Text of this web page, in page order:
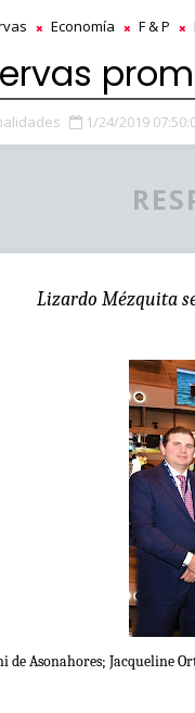
Economía F & P
1/24/2019
Lizardo Mézquita
de Asonahores; Jacqueline